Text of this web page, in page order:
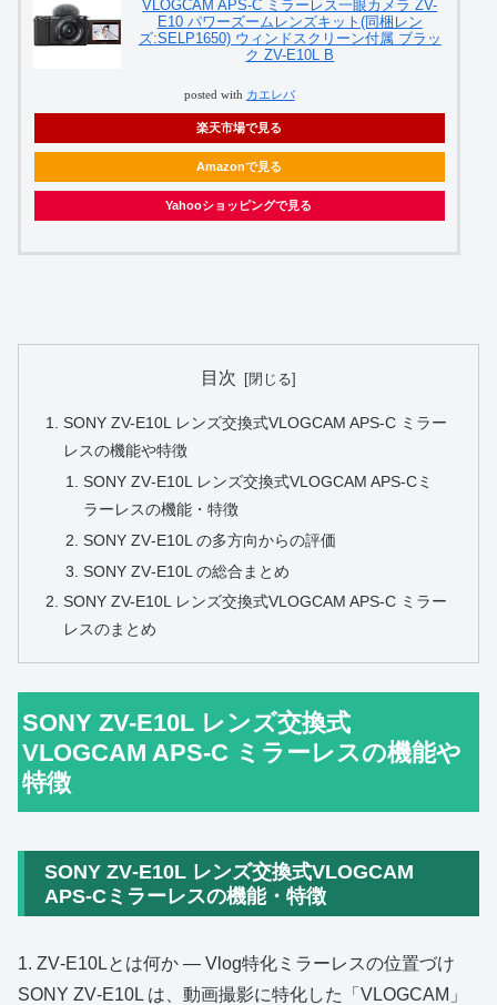
VLOGCAM APS-C ミラーレス一眼カメラ ZV-
E10 パワーズームレンズキット(同梱レン
ズ:SELP1650) ウィンドスクリーン付属 ブラッ
ク ZV-E10L B
posted with カエレバ
楽天市場で見る
Amazonで見る
Yahooショッピングで見る
目次
SONY ZV-E10L レンズ交換式VLOGCAM APS-C ミラー
レスの機能や特徴
SONY ZV‑E10L レンズ交換式VLOGCAM APS‑Cミ
ラーレスの機能・特徴
SONY ZV‑E10L の多方向からの評価
SONY ZV‑E10L の総合まとめ
SONY ZV-E10L レンズ交換式VLOGCAM APS-C ミラー
レスのまとめ
SONY ZV-E10L レンズ交換式
VLOGCAM APS-C ミラーレスの機能や
特徴
SONY ZV‑E10L レンズ交換式VLOGCAM
APS‑Cミラーレスの機能・特徴
1. ZV‑E10Lとは何か ― Vlog特化ミラーレスの位置づけ
SONY ZV‑E10L は、動画撮影に特化した「VLOGCAM」